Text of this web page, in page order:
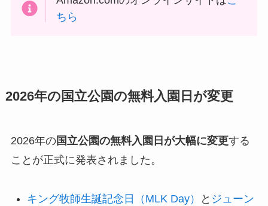
ちら
2026年の国立公園の無料入園日が変更
2026年の国立公園の無料入園日が大幅に変更する
ことが正式に発表されました。
キング牧師生誕記念日（MLK Day） と ジューン